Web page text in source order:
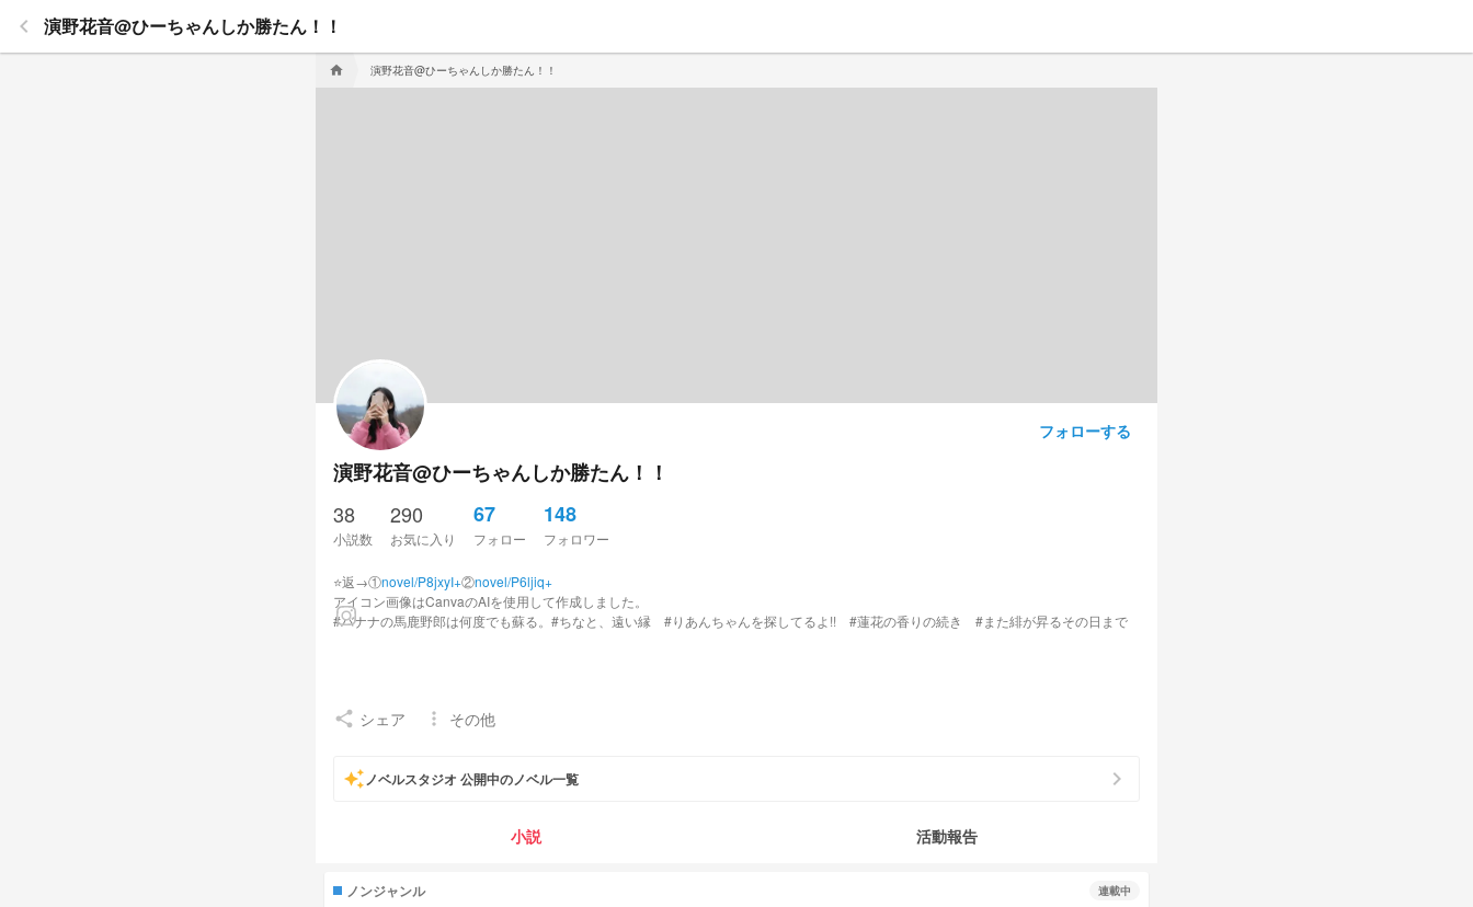
home 演野花音@ひーちゃんしか勝たん！！
keyboard_arrow_left 演野花音@ひーちゃんしか勝たん！！
フォローする
演野花音@ひーちゃんしか勝たん！！
38
小説数
290
お気に入り
67
フォロー
148
フォロワー
⭐️返→①novel/P8jxyI+②novel/P6ljiq+
アイコン画像はCanvaのAIを使用して作成しました。
#バナナの馬鹿野郎は何度でも蘇る。#ちなと、遠い縁 #りあんちゃんを探してるよ!! #蓮花の香りの続き #また緋が昇るその日まで
💜💊🧸 瑠璃色に輝く女の子
相棒 あまちゃんuser/RD49Ch+
すーちゃんの母、ゆりちゃんの妹
れんちゃんの弟子
share シェア more_vert その他
auto_awesomeノベルスタジオ 公開中のノベル一覧 chevron_right
小説 活動報告
ノンジャンル 連載中